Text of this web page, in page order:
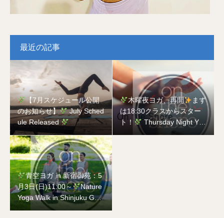
最近の記事
【7月スケジュール公開
のお知らせ】
July Sched
ule Released
木曜夜ヨガ、再開
まず
は18:30クラスからスター
ト！
Thursday Night Yog
a is Back
Starting with t
青空ヨガ in 新宿御苑：5
月3日(日)11:00～
Nature
Yoga Walk in Shinjuku Gyo
en National Garden on Ma